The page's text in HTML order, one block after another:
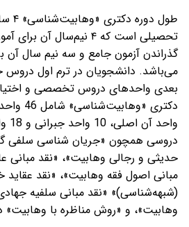
تحصیلی است که ۴ نیم‌سال
گذراندن آزمون جامع و سه نیم سال آن
می‌باشد. دانشجویان در ترم اول دروس
بعدی واحدهای دروس تخصصی و
دروسی همچون «جریان شناسی سلفی
حدیثی و رجالی وهابیت»، «نقد مبانی
مبانی اصول فقه وهابیت»، «نقد
(شبهه‌شناسی)» «نقد مبانی سلفیه
وهابیت»، و «روش مناظره با